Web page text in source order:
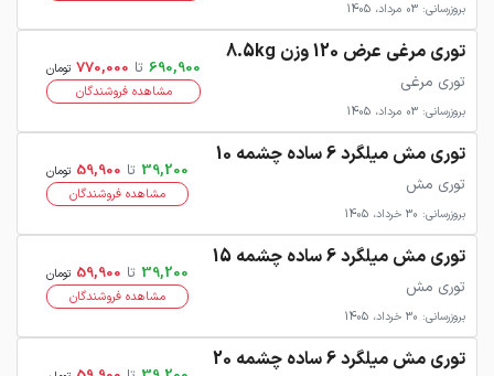
بروزرسانی: 03 مرداد، 1405
توری مرغی عرض 120 وزن 8.5kg
توری مرغی
بروزرسانی: 03 مرداد، 1405
690,900 تا 770,000 تومان
مشاهده فروشندگان
توری مش میلگرد 6 ساده چشمه 10
توری مش
بروزرسانی: 30 خرداد، 1405
39,200 تا 59,900 تومان
مشاهده فروشندگان
توری مش میلگرد 6 ساده چشمه 15
توری مش
بروزرسانی: 30 خرداد، 1405
39,200 تا 59,900 تومان
مشاهده فروشندگان
توری مش میلگرد 6 ساده چشمه 20